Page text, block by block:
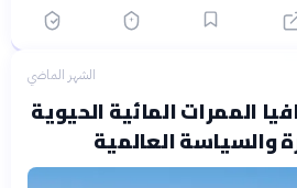
الشهر الماضي
الممرات المائية الحيوية
والسياسة العالمية